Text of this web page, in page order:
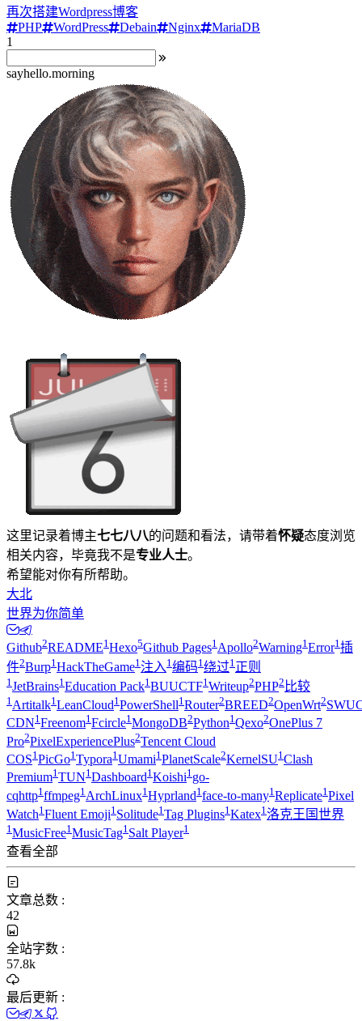
再次搭建Wordpress博客
PHP
WordPress Debain Nginx
MariaDB
1
sayhello.morning
这里记录着博主七七八八的问题和看法，请带着怀疑态度浏览
相关内容，毕竟我不是专业人士。
希望能对你有所帮助。
大北
世界为你简单
Github2README1 Hexo5Github Pages1 Apollo2Warning1 Error1 插
件2Burp1 HackTheGame1 注入 1 编码1 绕过1 正则
1 JetBrains1 Education Pack1 BUUCTF1 Writeup2PHP2 比较
1 Artitalk1 LeanCloud1 PowerShell1 Router2BREED2OpenWrt2
CDN1 Freenom1 Fcircle1 MongoDB2Python1 Qexo2OnePlus 7
Pro2PixelExperiencePlus2Tencent Cloud
COS1 PicGo1 Typora1 Umami1 PlanetScale2KernelSU1 Clash
Premium1 TUN1 Dashboard1 Koishi1 go-
cqhttp1 ffmpeg1 ArchLinux1 Hyprland1 face-to-many1 Replicate1 Pixel
Watch1 Fluent Emoji1 Solitude1 Tag Plugins1 Katex1 洛克王国世界
1 MusicFree1 MusicTag1 Salt Player1
查看全部
文章总数 :
42
全站字数 :
57.8k
最后更新 :